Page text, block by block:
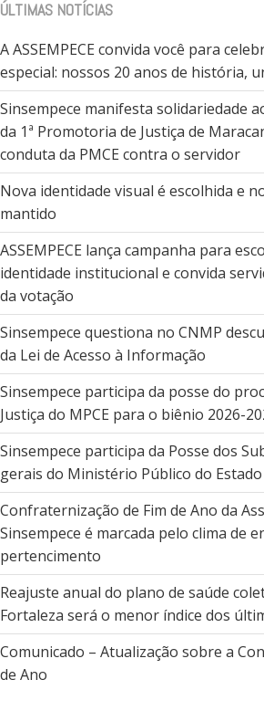
ÚLTIMAS NOTÍCIAS
A ASSEMPECE convida você para
especial: nossos 20 anos de história,
Sinsempece manifesta solidariedade
da 1ª Promotoria de Justiça de
conduta da PMCE contra o servidor
Nova identidade visual é escolhida e
mantido
ASSEMPECE lança campanha para
identidade institucional e convida
da votação
Sinsempece questiona no CNMP
da Lei de Acesso à Informação
Sinsempece participa da posse do
Justiça do MPCE para o biênio 2026-
Sinsempece participa da Posse dos
gerais do Ministério Público do Estado
Confraternização de Fim de Ano da
Sinsempece é marcada pelo clima de
pertencimento
Reajuste anual do plano de saúde
Fortaleza será o menor índice dos
Comunicado – Atualização sobre a
de Ano